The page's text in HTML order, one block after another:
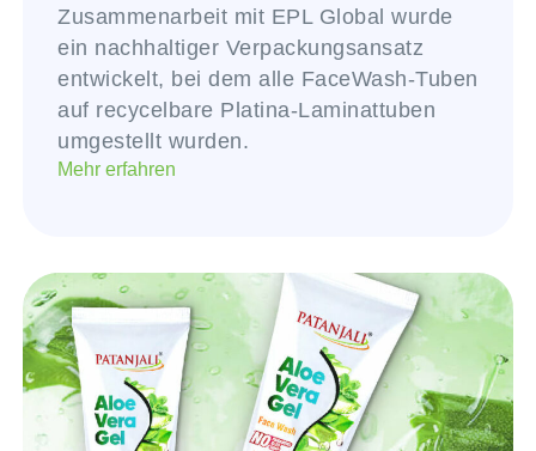
Zusammenarbeit mit EPL Global wurde
ein nachhaltiger Verpackungsansatz
entwickelt, bei dem alle FaceWash-Tuben
auf recycelbare Platina-Laminattuben
umgestellt wurden.
Mehr erfahren